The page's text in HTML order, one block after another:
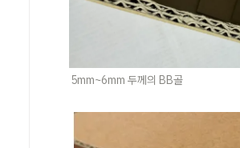
5mm~6mm 두께의 BB골